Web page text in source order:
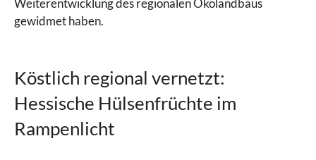
gewidmet haben.
Köstlich regional vernetzt:
Hessische Hülsenfrüchte im
Rampenlicht